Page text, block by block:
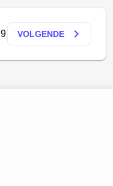
VOLGENDE keyboard_arrow_right